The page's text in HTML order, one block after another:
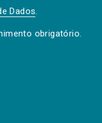
Dados.
obrigatório.